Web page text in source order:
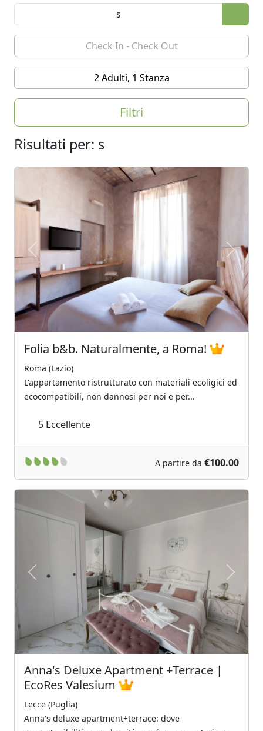
2 Adulti, 1 Stanza
Filtri
Previous
Folia b&b. Naturalmente, a Roma!
L'appartamento ristrutturato con materiali ecoligici ed
ecocompatibili, non dannosi per noi e per...
5Eccellente
Anna's Deluxe Apartment +Terrace |
EcoRes Valesium
Lecce (Puglia)
Anna's deluxe apartment+terrace: dove
ecosostenibilità e modernità convivono con storia e
tradizi...